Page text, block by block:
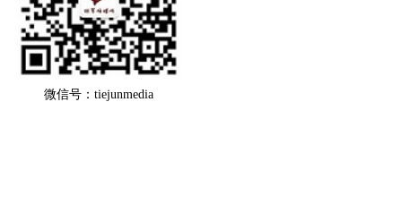
微信号：tiejunmedia